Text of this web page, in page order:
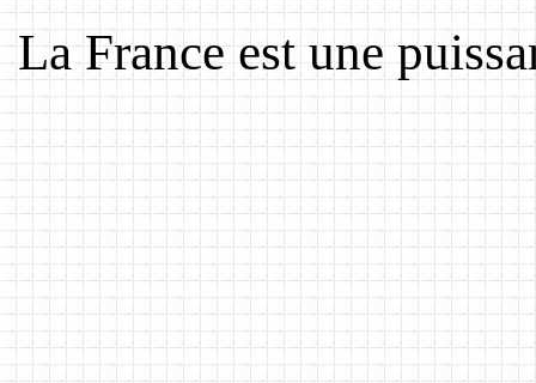
La France est une